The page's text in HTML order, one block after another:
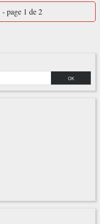
- page 1 de 2